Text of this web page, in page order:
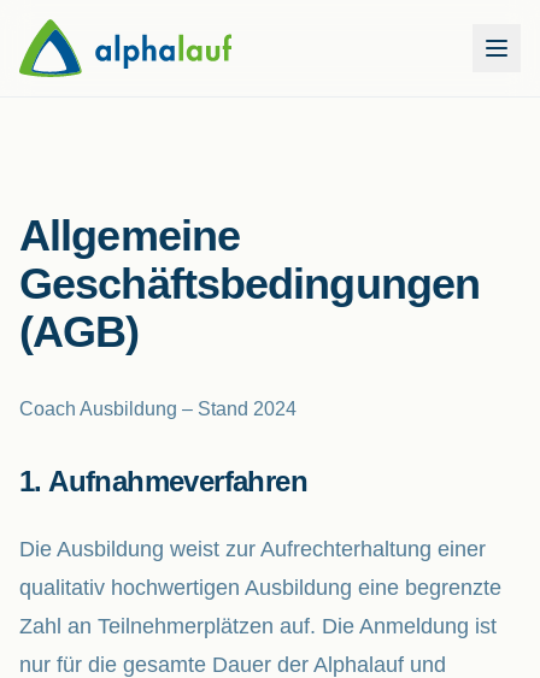
Allgemeine
Geschäftsbedingungen
(AGB)
Coach Ausbildung – Stand 2024
1. Aufnahmeverfahren
Die Ausbildung weist zur Aufrechterhaltung einer
qualitativ hochwertigen Ausbildung eine begrenzte
Zahl an Teilnehmerplätzen auf. Die Anmeldung ist
nur für die gesamte Dauer der Alphalauf und